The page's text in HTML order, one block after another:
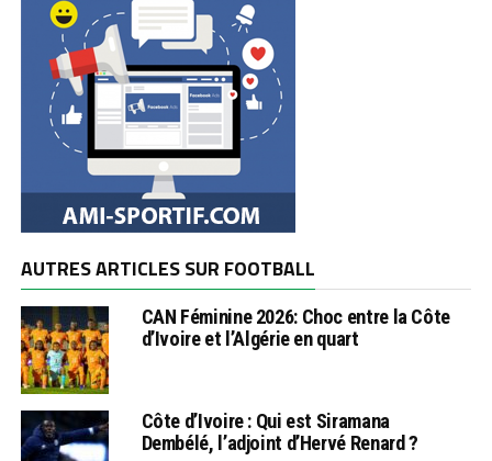
AUTRES ARTICLES SUR FOOTBALL
CAN Féminine 2026: Choc entre la Côte
d’Ivoire et l’Algérie en quart
Côte d’Ivoire : Qui est Siramana
Dembélé, l’adjoint d’Hervé Renard ?